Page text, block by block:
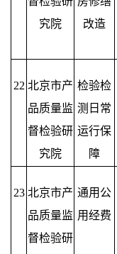
究院
改造
22 北京市产
品质量监
督检验研
究院
检验检
测日常
运行保
障
23 北京市产
品质量监
督检验研
通用公
用经费